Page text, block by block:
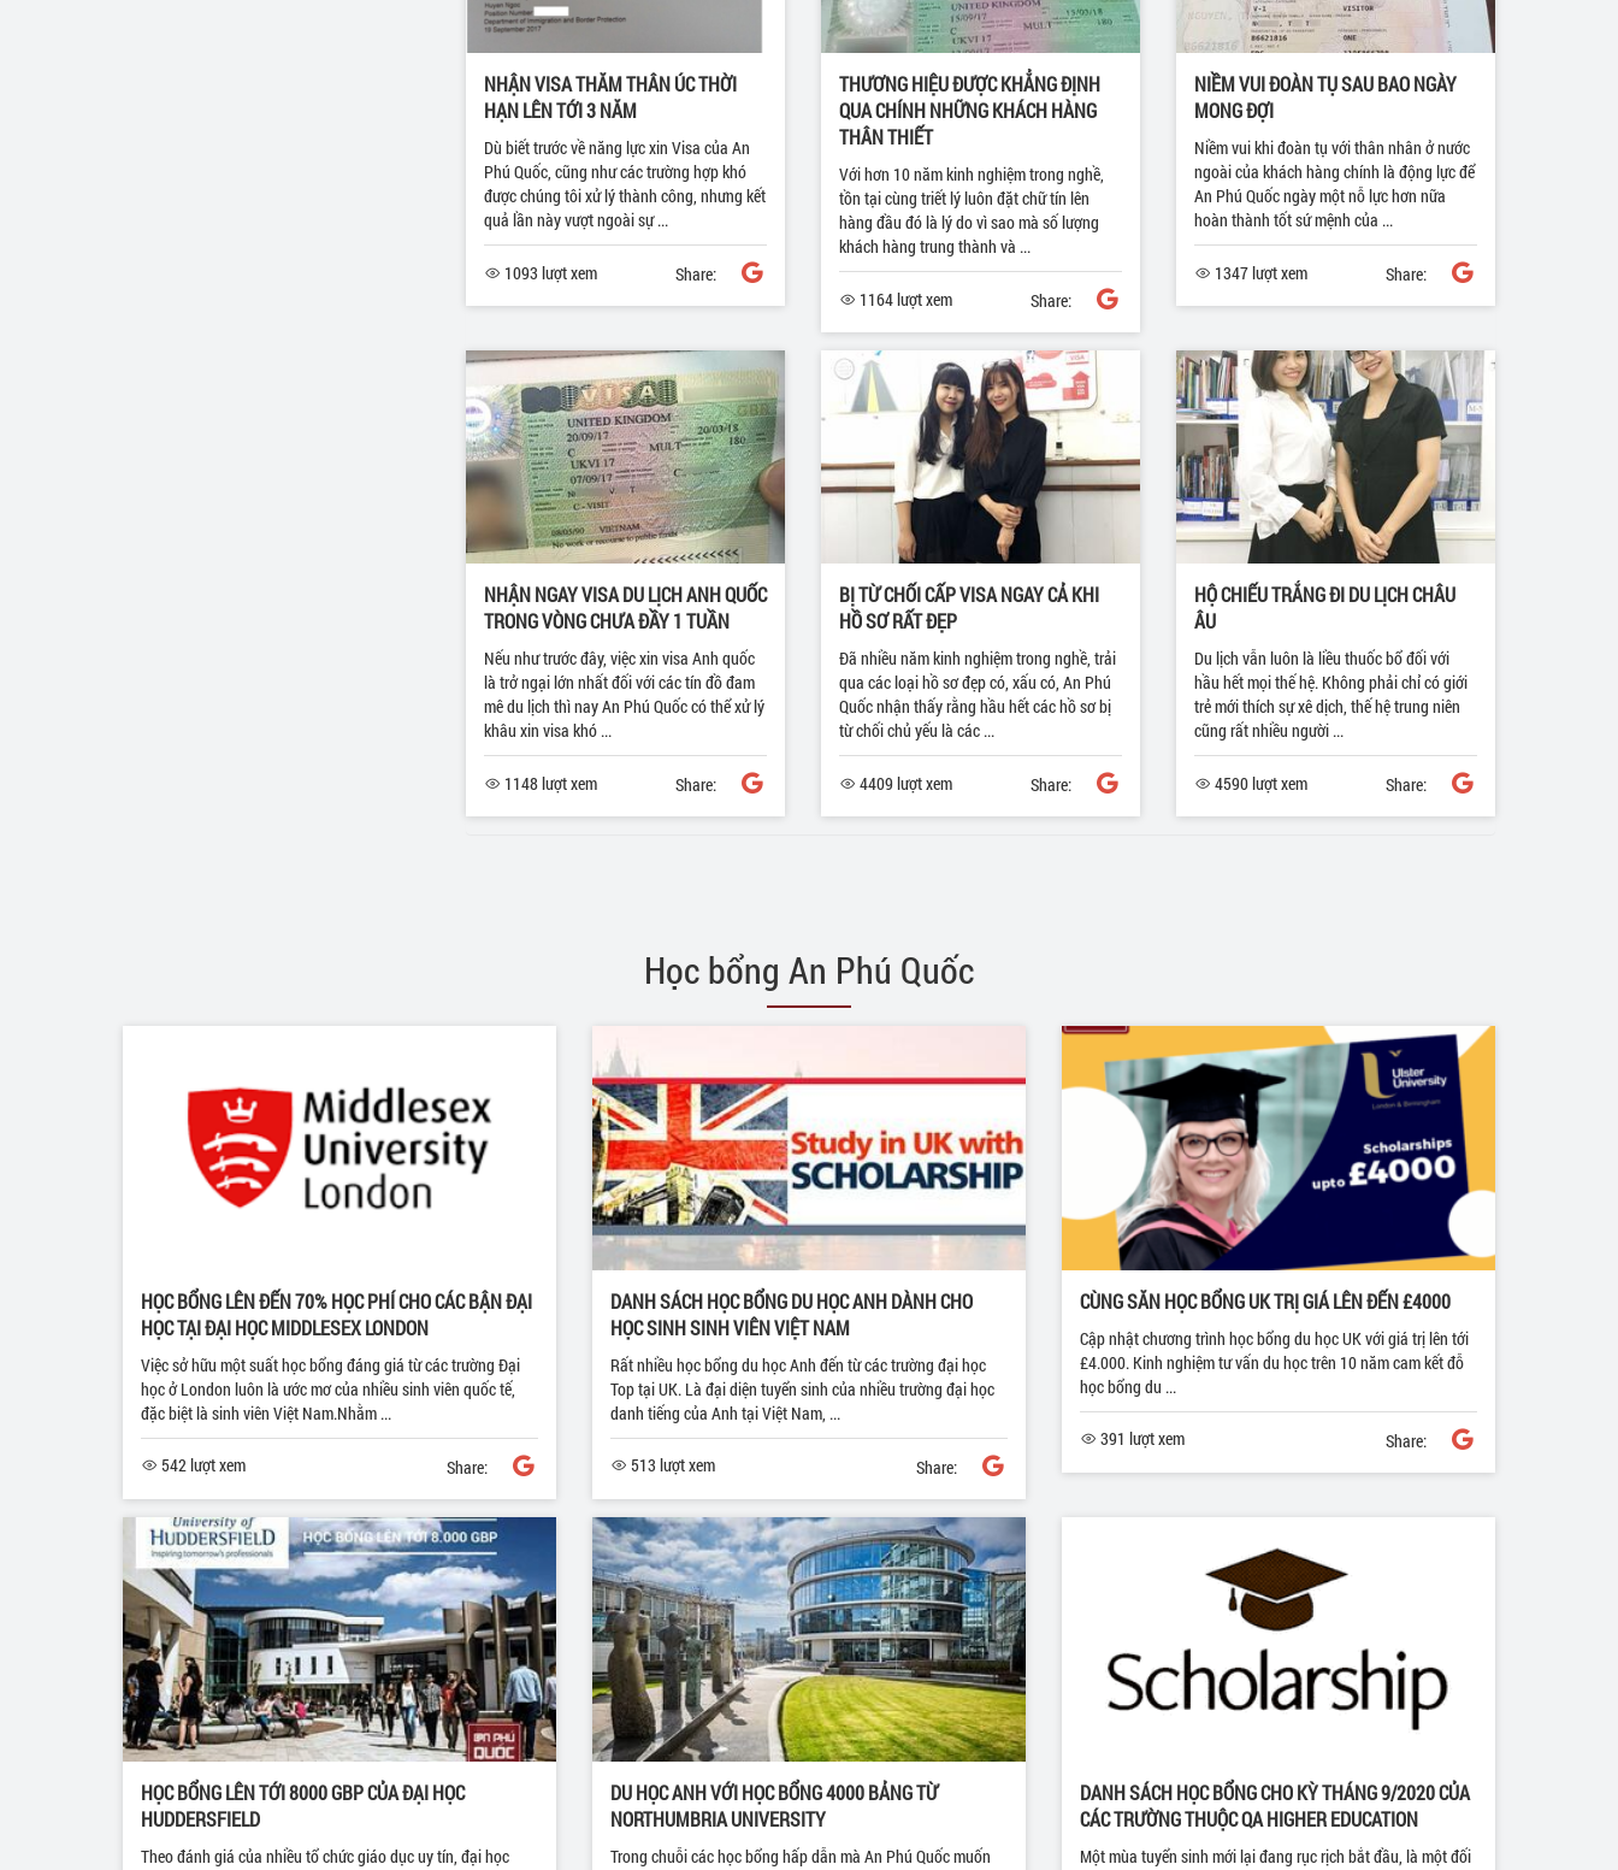
NHẬN VISA THĂM THÂN ÚC THỜI
HẠN LÊN TỚI 3 NĂM
Dù biết trước về năng lực xin Visa của An
Phú Quốc, cũng như các trường hợp khó
được chúng tôi xử lý thành công, nhưng kết
quả lần này vượt ngoài sự ...
1093 lượt xem Share:
THƯƠNG HIỆU ĐƯỢC KHẲNG ĐỊNH
QUA CHÍNH NHỮNG KHÁCH HÀNG
THÂN THIẾT
Với hơn 10 năm kinh nghiệm trong nghề,
tồn tại cùng triết lý luôn đặt chữ tín lên
hàng đầu đó là lý do vì sao mà số lượng
khách hàng trung thành và ...
1164 lượt xem Share:
NIỀM VUI ĐOÀN TỤ SAU BAO NGÀY
MONG ĐỢI
Niềm vui khi đoàn tụ với thân nhân ở nước
ngoài của khách hàng chính là động lực để
An Phú Quốc ngày một nỗ lực hơn nữa
hoàn thành tốt sứ mệnh của ...
1347 lượt xem Share:
NHẬN NGAY VISA DU LỊCH ANH QUỐC
TRONG VÒNG CHƯA ĐẦY 1 TUẦN
Nếu như trước đây, việc xin visa Anh quốc
là trở ngại lớn nhất đối với các tín đồ đam
mê du lịch thì nay An Phú Quốc có thể xử lý
khâu xin visa khó ...
1148 lượt xem Share:
BỊ TỪ CHỐI CẤP VISA NGAY CẢ KHI
HỒ SƠ RẤT ĐẸP
Đã nhiều năm kinh nghiệm trong nghề, trải
qua các loại hồ sơ đẹp có, xấu có, An Phú
Quốc nhận thấy rằng hầu hết các hồ sơ bị
từ chối chủ yếu là các ...
4409 lượt xem Share:
HỘ CHIẾU TRẮNG ĐI DU LỊCH CHÂU
ÂU
Du lịch vẫn luôn là liều thuốc bổ đối với
hầu hết mọi thế hệ. Không phải chỉ có giới
trẻ mới thích sự xê dịch, thế hệ trung niên
cũng rất nhiều người ...
4590 lượt xem Share:
Học bổng An Phú Quốc
HỌC BỔNG LÊN ĐẾN 70% HỌC PHÍ CHO CÁC BẬN ĐẠI
HỌC TẠI ĐẠI HỌC MIDDLESEX LONDON
Việc sở hữu một suất học bổng đáng giá từ các trường Đại
học ở London luôn là ước mơ của nhiều sinh viên quốc tế,
đặc biệt là sinh viên Việt Nam.Nhằm ...
542 lượt xem Share:
DANH SÁCH HỌC BỔNG DU HỌC ANH DÀNH CHO
HỌC SINH SINH VIÊN VIỆT NAM
Rất nhiều học bổng du học Anh đến từ các trường đại học
Top tại UK. Là đại diện tuyển sinh của nhiều trường đại học
danh tiếng của Anh tại Việt Nam, ...
513 lượt xem Share:
CÙNG SĂN HỌC BỔNG UK TRỊ GIÁ LÊN ĐẾN £4000
Cập nhật chương trình học bổng du học UK với giá trị lên tới
£4.000. Kinh nghiệm tư vấn du học trên 10 năm cam kết đỗ
học bổng du ...
391 lượt xem Share:
HỌC BỔNG LÊN TỚI 8000 GBP CỦA ĐẠI HỌC
HUDDERSFIELD
Theo đánh giá của nhiều tổ chức giáo dục uy tín, đại học
DU HỌC ANH VỚI HỌC BỔNG 4000 BẢNG TỪ
NORTHUMBRIA UNIVERSITY
Trong chuỗi các học bổng hấp dẫn mà An Phú Quốc muốn
DANH SÁCH HỌC BỔNG CHO KỲ THÁNG 9/2020 CỦA
CÁC TRƯỜNG THUỘC QA HIGHER EDUCATION
Một mùa tuyển sinh mới lại đang rục rịch bắt đầu, là một đối